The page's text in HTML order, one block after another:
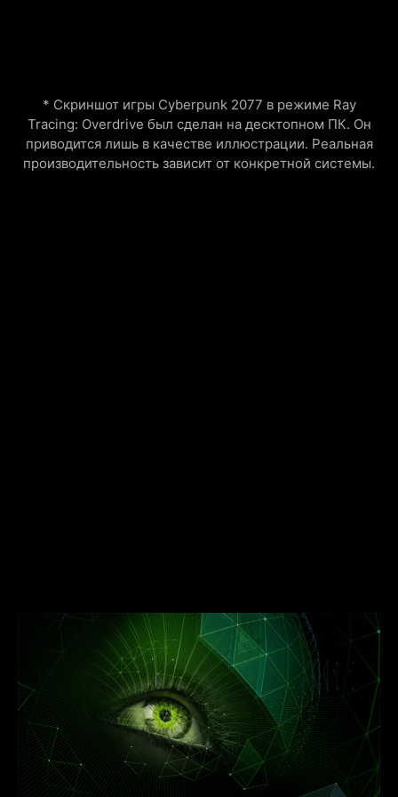
* Скриншот игры Cyberpunk 2077 в режиме Ray
Tracing: Overdrive был сделан на десктопном ПК. Он
приводится лишь в качестве иллюстрации. Реальная
производительность зависит от конкретной системы.